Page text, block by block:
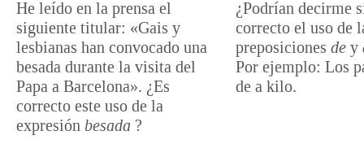
He leído en la prensa el
siguiente titular: «Gais y
lesbianas han convocado una
besada durante la visita del
Papa a Barcelona». ¿Es
correcto este uso de la
expresión besada ?
¿Podrían decirme
correcto el uso de
preposiciones de y
Por ejemplo: Los
de a kilo.